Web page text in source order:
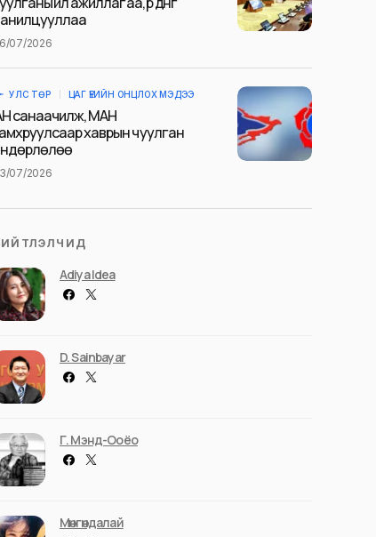
07/2026
УЛС ТӨР ЦАГ ҮЕИЙН ОНЦЛОХ МЭДЭЭ
санаачилж, МАН
хаврын чуулган
07/2026
Adiya Idea
D. Sainbayar
Г. Мэнд-Ооёо
Мөнгөндалай